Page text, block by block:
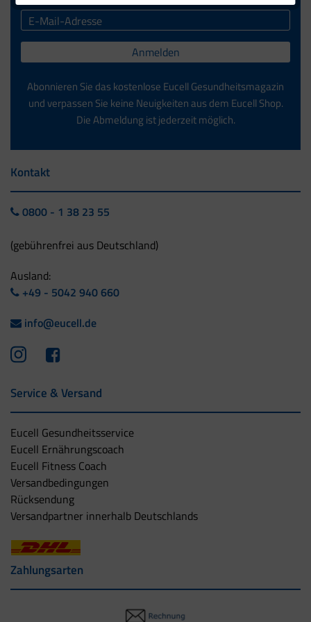
Anmelden
Abonnieren Sie das kostenlose Eucell Gesundheitsmagazin
und verpassen Sie keine Neuigkeiten aus dem Eucell Shop.
Die Abmeldung ist jederzeit möglich.
Kontakt
0800 - 1 38 23 55
(gebührenfrei aus Deutschland)
Ausland:
+49 - 5042 940 660
info@eucell.de
Service & Versand
Eucell Gesundheitsservice
Eucell Ernährungscoach
Eucell Fitness Coach
Versandbedingungen
Rücksendung
Versandpartner innerhalb Deutschlands
Zahlungsarten